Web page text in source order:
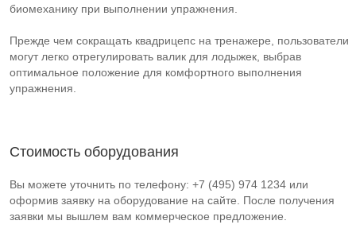
биомеханику при выполнении упражнения.
Прежде чем сокращать квадрицепс на тренажере, пользователи
могут легко отрегулировать валик для лодыжек, выбрав
оптимальное положение для комфортного выполнения
упражнения.
Стоимость оборудования
Вы можете уточнить по телефону: +7 (495) 974 1234 или
оформив заявку на оборудование на сайте. После получения
заявки мы вышлем вам коммерческое предложение.